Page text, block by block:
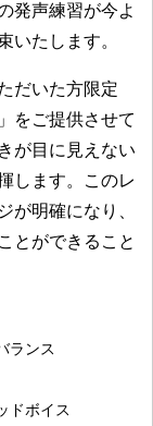
発声練習が今よ
いたします。
だいた方限定
をご提供させて
が目に見えない
します。このレ
が明確になり、
とができること
ランス
ドボイス